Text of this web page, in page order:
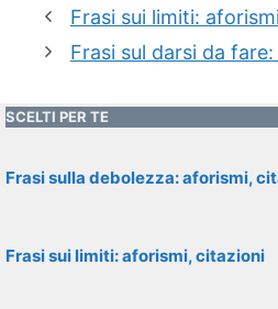
Frasi sui limiti:
Frasi sul darsi da
SCELTI PER TE
Frasi sulla debolezza: aforismi,
Frasi sui limiti: aforismi, citazioni